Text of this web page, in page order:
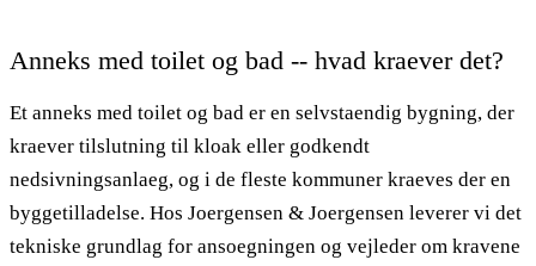
Anneks med toilet og bad -- hvad kraever det?
Et anneks med toilet og bad er en selvstaendig bygning, der
kraever tilslutning til kloak eller godkendt
nedsivningsanlaeg, og i de fleste kommuner kraeves der en
byggetilladelse. Hos Joergensen & Joergensen leverer vi det
tekniske grundlag for ansoegningen og vejleder om kravene